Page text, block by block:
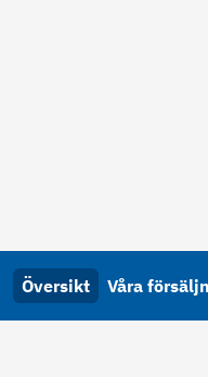
Översikt Våra